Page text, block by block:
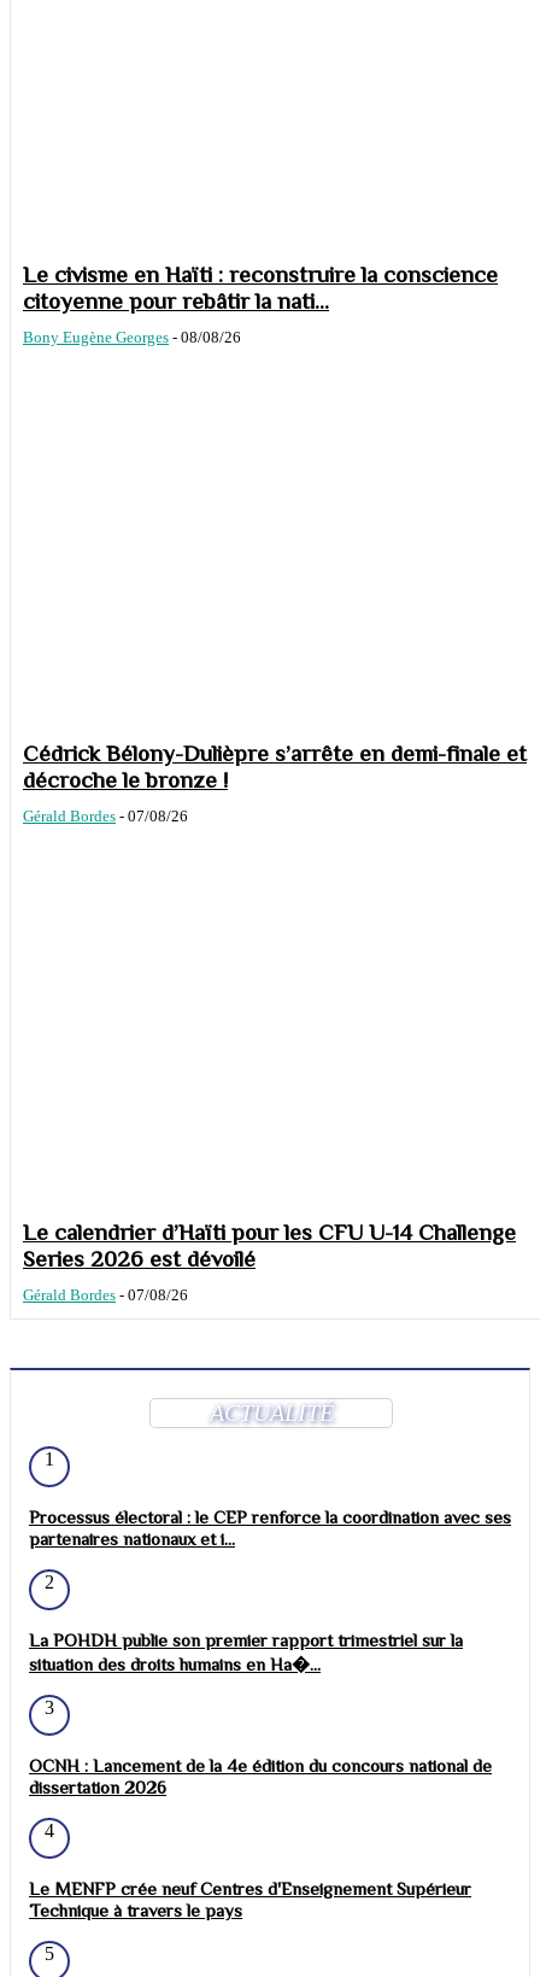
Le civisme en Haïti : reconstruire la conscience
citoyenne pour rebâtir la nati...
Bony Eugène Georges - 08/08/26
Cédrick Bélony-Dulièpre s’arrête en demi-finale et
décroche le bronze !
Gérald Bordes - 07/08/26
Le calendrier d’Haïti pour les CFU U-14 Challenge
Series 2026 est dévoilé
Gérald Bordes - 07/08/26
ACTUALITÉ
1
Processus électoral : le CEP renforce la coordination avec ses
partenaires nationaux et i...
2
La POHDH publie son premier rapport trimestriel sur la
situation des droits humains en Ha�...
3
OCNH : Lancement de la 4e édition du concours national de
dissertation 2026
4
Le MENFP crée neuf Centres d'Enseignement Supérieur
Technique à travers le pays
5